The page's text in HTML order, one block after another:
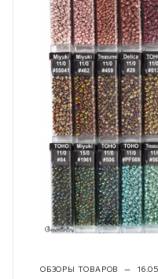
ОБЗОРЫ ТОВАРОВ —